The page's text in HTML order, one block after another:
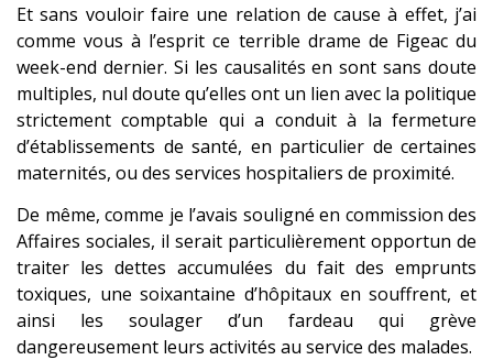
Et sans vouloir faire une relation de cause à effet, j’ai
comme vous à l’esprit ce terrible drame de Figeac du
week-end dernier. Si les causalités en sont sans doute
multiples, nul doute qu’elles ont un lien avec la politique
strictement comptable qui a conduit à la fermeture
d’établissements de santé, en particulier de certaines
maternités, ou des services hospitaliers de proximité.
De même, comme je l’avais souligné en commission des
Affaires sociales, il serait particulièrement opportun de
traiter les dettes accumulées du fait des emprunts
toxiques, une soixantaine d’hôpitaux en souffrent, et
ainsi les soulager d’un fardeau qui grève
dangereusement leurs activités au service des malades.